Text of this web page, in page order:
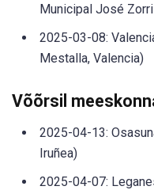
Municipal José
2025-03-08:
Mestalla, Valencia)
Võõrsil
2025-04-13:
Iruñea)
2025-04-07: